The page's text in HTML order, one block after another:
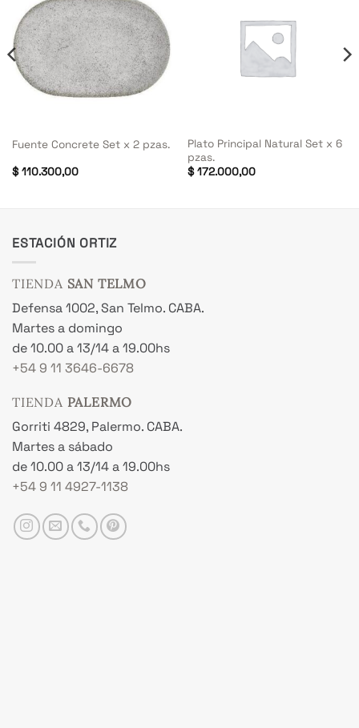
Fuente Concrete Set x 2 pzas.
$110.300,00
Plato Principal Natural Set x 6
pzas.
$172.000,00
ESTACIÓN ORTIZ
TIENDA SAN TELMO
Defensa 1002, San Telmo. CABA.
Martes a domingo
de 10.00 a 13/14 a 19.00hs
+54 9 11 3646-6678
TIENDA PALERMO
Gorriti 4829, Palermo. CABA.
Martes a sábado
de 10.00 a 13/14 a 19.00hs
+54 9 11 4927-1138